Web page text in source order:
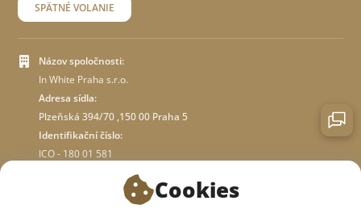
SPÄTNÉ VOLANIE
Názov spoločnosti:
In White Praha s.r.o.
Adresa sídla:
Plzeňská 394/70 ,150 00 Praha 5
Identifikační číslo:
ICO - 180 01 581
Cookies